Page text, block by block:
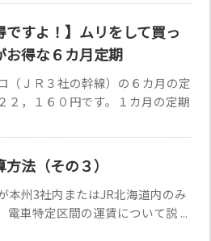
ですよ！】ムリをして買っ
お得な６カ月定期
（ＪＲ３社の幹線）の６カ月の定
２，１６０円です。１カ月の定期
法（その３）
本州3社内またはJR北海道内のみ
電車特定区間の運賃について説 ...